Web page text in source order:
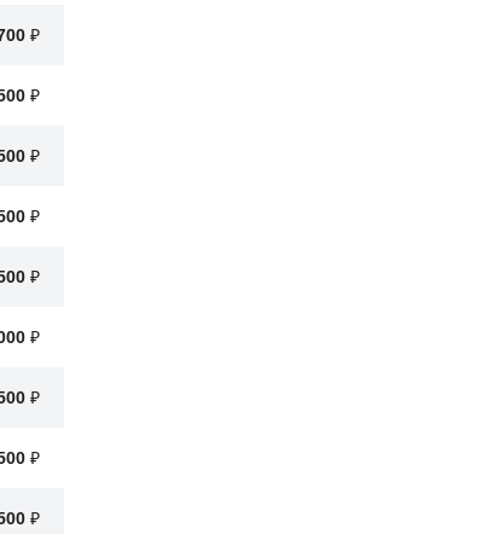
₽
₽
₽
₽
₽
₽
₽
₽
₽